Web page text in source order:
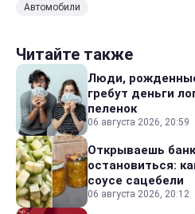
Автомобили
Читайте также
Люди,
гребут деньги
пеленок
06 августа 2026, 20:59
Открываешь
остановиться:
соусе сацебели
06 августа 2026, 20:12